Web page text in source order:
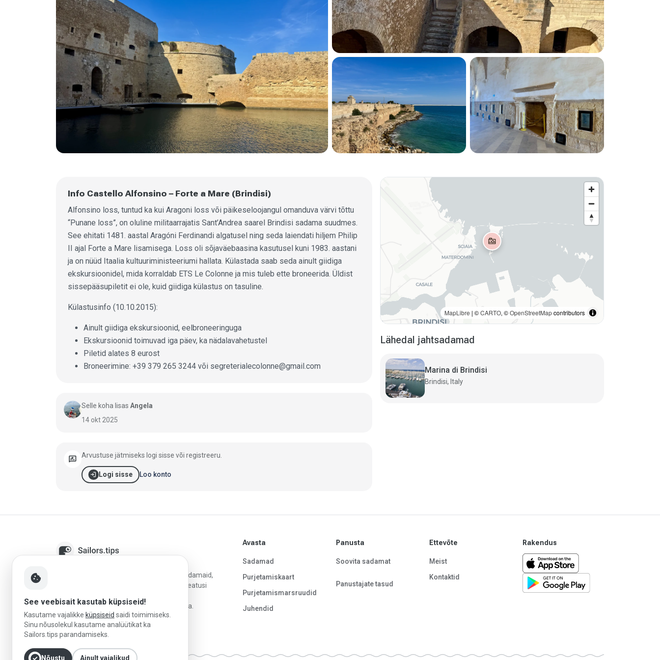
Info Castello Alfonsino – Forte a Mare (Brindisi)
Alfonsino loss, tuntud ka kui Aragoni loss või päikeseloojangul omanduva värvi tõttu
“Punane loss”, on oluline militaarrajatis Sant’Andrea saarel Brindisi sadama suudmes.
See ehitati 1481. aastal Aragóni Ferdinandi algatusel ning seda laiendati hiljem Philip
II ajal Forte a Mare lisamisega. Loss oli sõjaväebaasina kasutusel kuni 1983. aastani
ja on nüüd Itaalia kultuuriministeeriumi hallata. Külastada saab seda ainult giidiga
ekskursioonidel, mida korraldab ETS Le Colonne ja mis tuleb ette broneerida. Üldist
sissepääsupiletit ei ole, kuid giidiga külastus on tasuline.
Külastusinfo (10.10.2015):
Ainult giidiga ekskursioonid, eelbroneeringuga
Ekskursioonid toimuvad iga päev, ka nädalavahetustel
Piletid alates 8 eurost
Broneerimine: +39 379 265 3244 või segreterialecolonne@gmail.com
Selle koha lisas Angela
14 okt 2025
rate_review Arvustuse jätmiseks logi sisse või registreeru.
login Logi sisse Loo konto
MapLibre | ©CARTO, ©OpenStreetMapcontributors
Lähedal jahtsadamad
Marina di Brindisi
Brindisi, Italy
Sailors.tips aitab kipparitel avastada jahtsadamaid,
võrrelda sihtkohti ja planeerida paremaid peatusi
purjetamisteadmiste ja praktilise reisiinfoga.
Avasta
Sadamad
Purjetamiskaart
Purjetamismarsruudid
Juhendid
Panusta
Soovita sadamat
Panustajate tasud
Ettevõte
Meist
Kontaktid
Rakendus
cookie
See veebisait kasutab küpsiseid!
Kasutame vajalikke küpsiseid saidi toimimiseks.
Sinu nõusolekul kasutame analüütikat ka
Sailors.tips parandamiseks.
Nõustu Ainult vajalikud